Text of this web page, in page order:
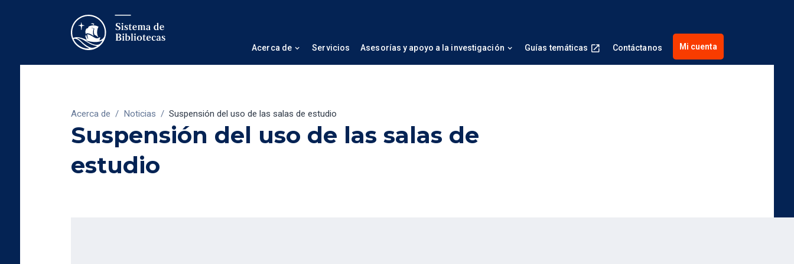
Acerca de Servicios Asesorías y apoyo a la investigación Guías temáticas Contáctanos Mi cuenta
Acerca de / Noticias / Suspensión del uso de las salas de estudio
Suspensión del uso de las salas de
estudio